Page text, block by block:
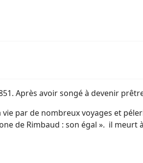
Après avoir songé à devenir
par de nombreux voyages et
de Rimbaud : son égal ». il meurt